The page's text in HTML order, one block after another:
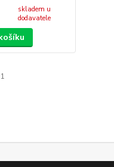
skladem u
dodavatele